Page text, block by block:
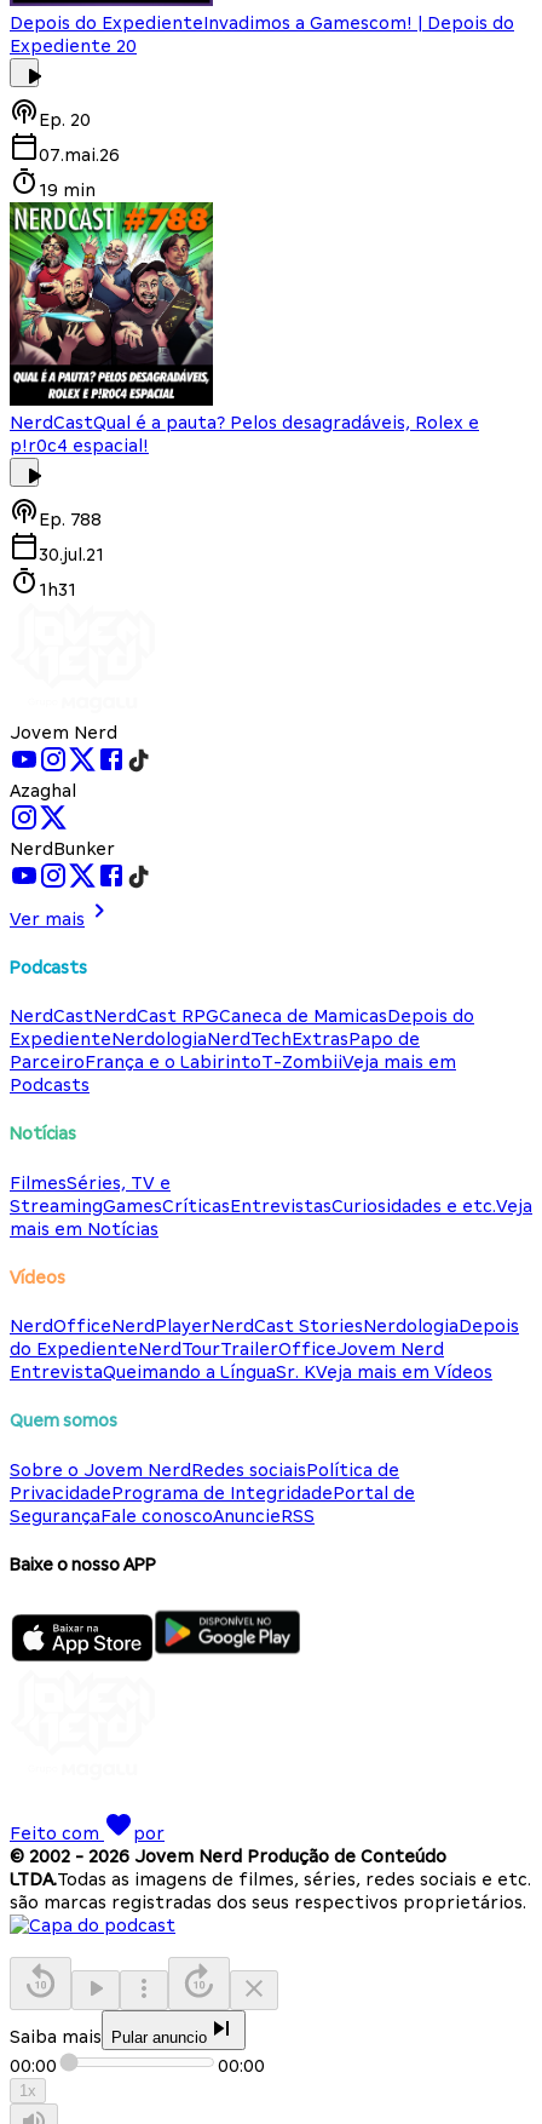
Depois do ExpedienteInvadimos a Gamescom! | Depois do
Expediente 20
Ep. 20
07.mai.26
19 min
NerdCastQual é a pauta? Pelos desagradáveis, Rolex e
p!r0c4 espacial!
Ep. 788
30.jul.21
1h31
Jovem Nerd
Azaghal
NerdBunker
Ver mais
Podcasts
NerdCastNerdCast RPGCaneca de MamicasDepois do
ExpedienteNerdologiaNerdTechExtrasPapo de
ParceiroFrança e o LabirintoT-ZombiiVeja mais em
Podcasts
Notícias
FilmesSéries, TV e
StreamingGamesCríticasEntrevistasCuriosidades e etc.Veja
mais em Notícias
Vídeos
NerdOfficeNerdPlayerNerdCast StoriesNerdologiaDepois
do ExpedienteNerdTourTrailerOfficeJovem Nerd
EntrevistaQueimando a LínguaSr. KVeja mais em Vídeos
Quem somos
Sobre o Jovem NerdRedes sociaisPolítica de
PrivacidadePrograma de IntegridadePortal de
SegurançaFale conoscoAnuncieRSS
Baixe o nosso APP
Feito com
por
© 2002 - 2026 Jovem Nerd Produção de Conteúdo
LTDA.Todas as imagens de filmes, séries, redes sociais e etc.
são marcas registradas dos seus respectivos proprietários.
Saiba mais Pular anuncio
00:00 00:00
1x